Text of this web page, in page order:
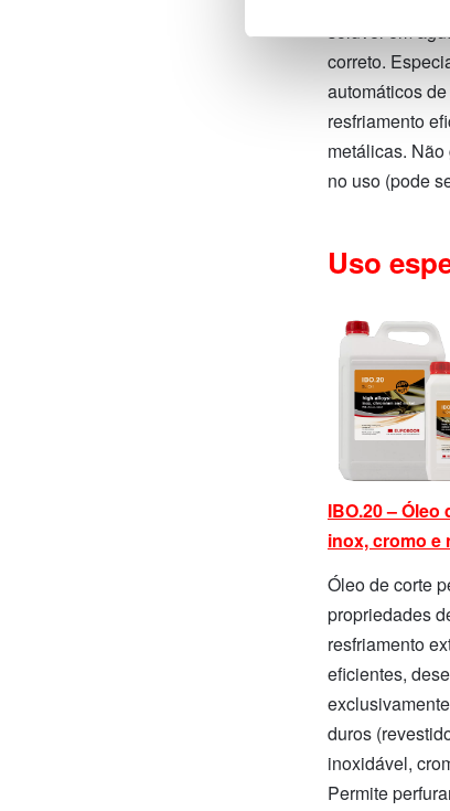
solúvel em
correto.
automáticos
resfriamento
metálicas.
no uso (pode
Uso
IBO.20 – Óleo
inox, cromo e
Óleo de corte
propriedades
resfriamento
eficientes,
duros
inoxidável,
Permite